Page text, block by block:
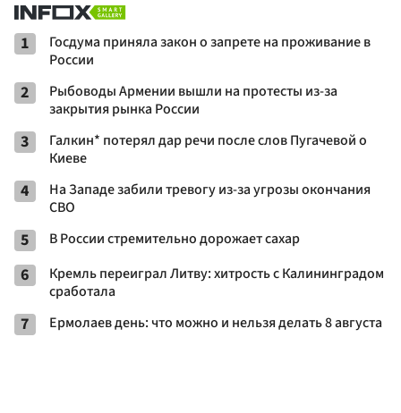
1
Госдума приняла закон о запрете на проживание в
России
2
Рыбоводы Армении вышли на протесты из-за
закрытия рынка России
3
Галкин* потерял дар речи после слов Пугачевой о
Киеве
4
На Западе забили тревогу из-за угрозы окончания
СВО
5 В России стремительно дорожает сахар
6
Кремль переиграл Литву: хитрость с Калининградом
сработала
7 Ермолаев день: что можно и нельзя делать 8 августа